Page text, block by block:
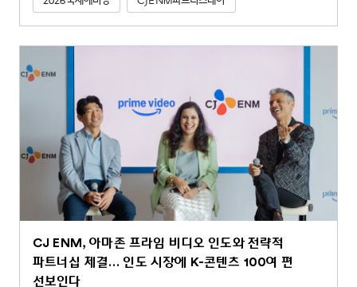
CJ ENM, 아마존 프라임 비디오 인도와 전략적
파트너십 체결… 인도 시장에 K-콘텐츠 100여 편
선보인다